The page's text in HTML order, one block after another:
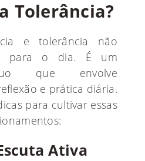
Tolerância?
e tolerância não
para o dia. É um
que envolve
e prática diária.
para cultivar essas
Ativa